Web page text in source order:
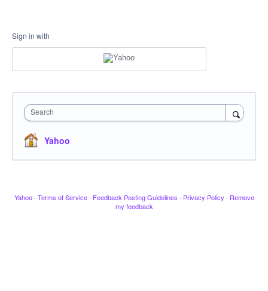
Sign in with
Search
Yahoo
Yahoo · Terms of Service · Feedback Posting Guidelines · Privacy Policy · Remove
my feedback